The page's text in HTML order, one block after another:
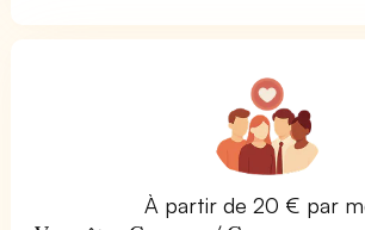
À partir de 20 € par